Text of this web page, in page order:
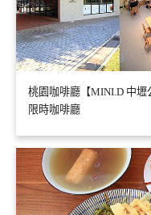
桃園咖啡廳【MINI.D 中
限時咖啡廳